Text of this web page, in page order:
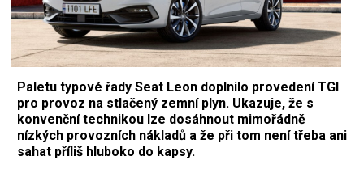
Paletu typové řady Seat Leon doplnilo provedení TGI
pro provoz na stlačený zemní plyn. Ukazuje, že s
konvenční technikou lze dosáhnout mimořádně
nízkých provozních nákladů a že při tom není třeba ani
sahat příliš hluboko do kapsy.